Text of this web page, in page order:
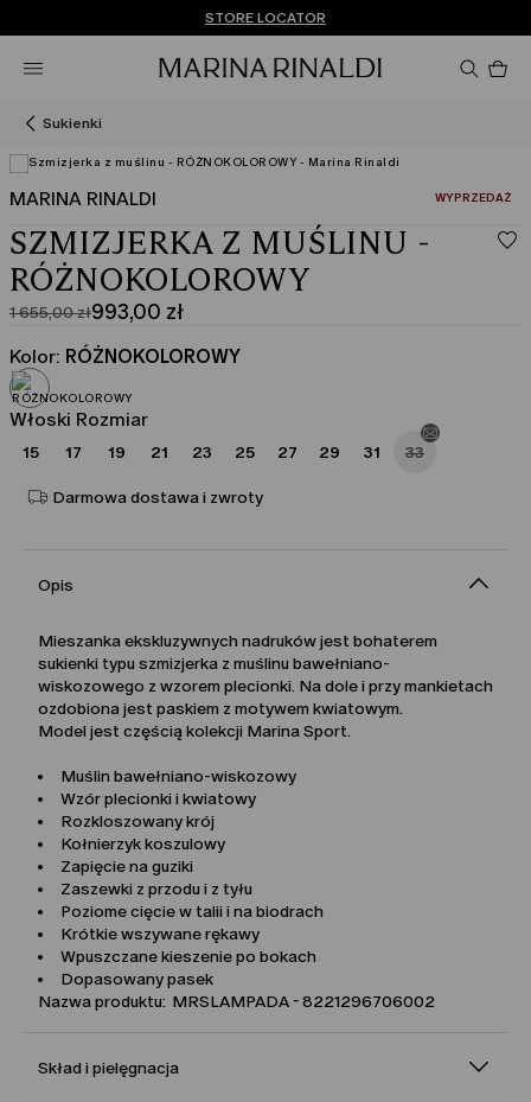
DARMOWA DOSTAWA I ZWROTY
Nie masz konta? ZAREJESTRUJ SIĘ TERAZ
STORE LOCATOR
Sukienki
MARINA RINALDI :WYPRZEDAŻ
SZMIZJERKA Z MUŚLINU -
RÓŻNOKOLOROWY
1 655,00 zł
Cena
pierwotna
1 655,00
zł
993,00 zł
Aktualna
cena
993,00
zł
Kolor: RÓŻNOKOLOROWY
Włoski Rozmiar
15 17 19 21 23 25 27 29 31 33
Darmowa dostawa i zwroty
Opis
Mieszanka ekskluzywnych nadruków jest bohaterem
sukienki typu szmizjerka z muślinu bawełniano-
wiskozowego z wzorem plecionki. Na dole i przy mankietach
ozdobiona jest paskiem z motywem kwiatowym.
Model jest częścią kolekcji Marina Sport.
Muślin bawełniano-wiskozowy
Wzór plecionki i kwiatowy
Rozkloszowany krój
Kołnierzyk koszulowy
Zapięcie na guziki
Zaszewki z przodu i z tyłu
Poziome cięcie w talii i na biodrach
Krótkie wszywane rękawy
Wpuszczane kieszenie po bokach
Dopasowany pasek
Nazwa produktu: MRSLAMPADA - 8221296706002
Skład i pielęgnacja